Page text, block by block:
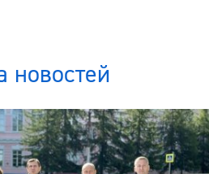
новостей